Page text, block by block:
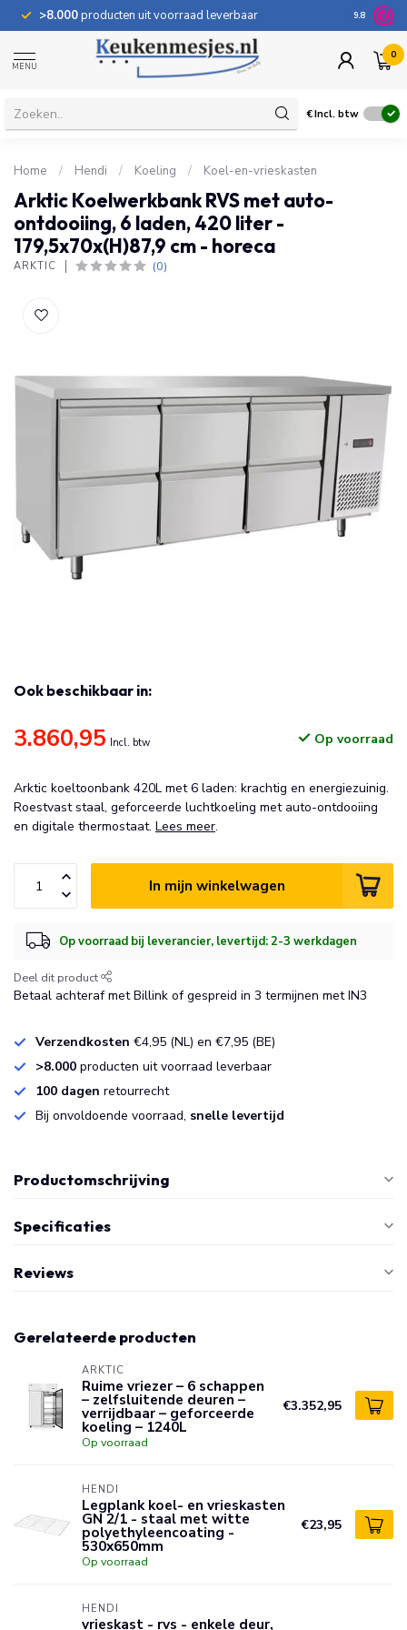
>8.000producten uit voorraad leverbaar 100
9.8
MENU
0
€Incl. btw
Home / Hendi / Koeling / Koel-en-vrieskasten
Arktic Koelwerkbank RVS met auto-
ontdooiing, 6 laden, 420 liter -
179,5x70x(H)87,9 cm - horeca
ARKTIC (0)
Ook beschikbaar in:
3.860,95 Incl. btw Op voorraad
Arktic koeltoonbank 420L met 6 laden: krachtig en energiezuinig.
Roestvast staal, geforceerde luchtkoeling met auto-ontdooiing
en digitale thermostaat. Lees meer.
In mijn winkelwagen
Op voorraad bij leverancier, levertijd: 2-3 werkdagen
Deel dit product
Betaal achteraf met Billink of gespreid in 3 termijnen met IN3
Verzendkosten €4,95 (NL) en €7,95 (BE)
>8.000 producten uit voorraad leverbaar
100 dagen retourrecht
Bij onvoldoende voorraad, snelle levertijd
Productomschrijving
Specificaties
Reviews
Gerelateerde producten
ARKTIC
Ruime vriezer – 6 schappen
– zelfsluitende deuren –
verrijdbaar – geforceerde
koeling – 1240L
Op voorraad
€3.352,95
HENDI
Legplank koel- en vrieskasten
GN 2/1 - staal met witte
polyethyleencoating -
530x650mm
Op voorraad
€23,95
HENDI
vrieskast - rvs - enkele deur,